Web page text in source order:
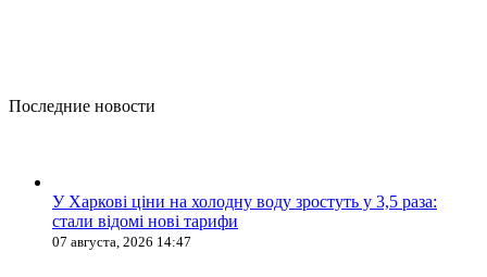
Последние новости
У Харкові ціни на холодну воду зростуть у 3,5 раза:
стали відомі нові тарифи
07 августа, 2026 14:47